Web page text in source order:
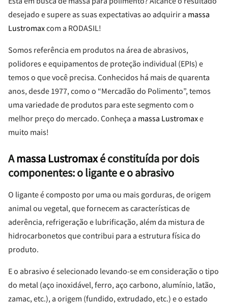
desejado e supere as suas expectativas ao adquirir a massa
Lustromaxcom a RODASIL!
Somos referência em produtos na área de abrasivos,
polidores e equipamentos de proteção individual (EPIs) e
temos o que você precisa. Conhecidos há mais de quarenta
anos, desde 1977, como o “Mercadão do Polimento”, temos
uma variedade de produtos para este segmento com o
melhor preço do mercado. Conheça a massa Lustromaxe
muito mais!
Amassa Lustromaxé constituída por dois
componentes: o ligante e o abrasivo
O ligante é composto por uma ou mais gorduras, de origem
animal ou vegetal, que fornecem as características de
aderência, refrigeração e lubrificação, além da mistura de
hidrocarbonetos que contribui para a estrutura física do
produto.
E o abrasivo é selecionado levando-se em consideração o tipo
do metal (aço inoxidável, ferro, aço carbono, alumínio, latão,
zamac, etc.), a origem (fundido, extrudado, etc.) e o estado